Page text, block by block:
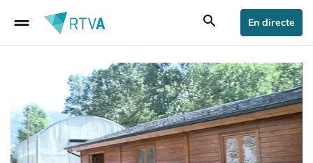
drag_handle search En directe